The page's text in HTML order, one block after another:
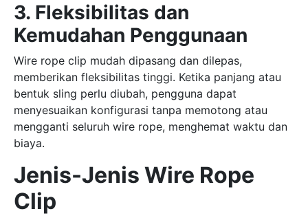
3. Fleksibilitas dan
Kemudahan Penggunaan
Wire rope clip mudah dipasang dan dilepas,
memberikan fleksibilitas tinggi. Ketika panjang atau
bentuk sling perlu diubah, pengguna dapat
menyesuaikan konfigurasi tanpa memotong atau
mengganti seluruh wire rope, menghemat waktu dan
biaya.
Jenis-Jenis Wire Rope
Clip